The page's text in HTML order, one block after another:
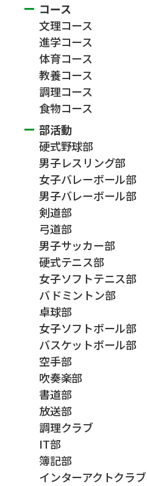
コース
文理コース
進学コース
体育コース
教養コース
調理コース
食物コース
部活動
硬式野球部
男子レスリング部
女子バレーボール部
男子バレーボール部
剣道部
弓道部
男子サッカー部
硬式テニス部
女子ソフトテニス部
バドミントン部
卓球部
女子ソフトボール部
バスケットボール部
空手部
吹奏楽部
書道部
放送部
調理クラブ
IT部
簿記部
インターアクトクラブ